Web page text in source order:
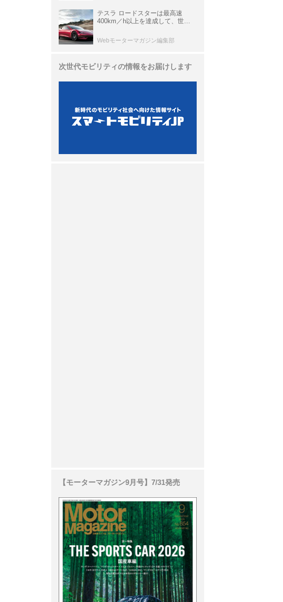
テスラ ロードスターは最高速
400km／h以上を達成して、世界
ーカークロニクル・完全版／
113】
Webモーターマガジン編集部
次世代モビリティの情報をお届けします
【モーターマガジン9月号】7/31発売